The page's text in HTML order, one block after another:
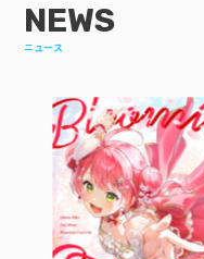
NEWS
ニュース